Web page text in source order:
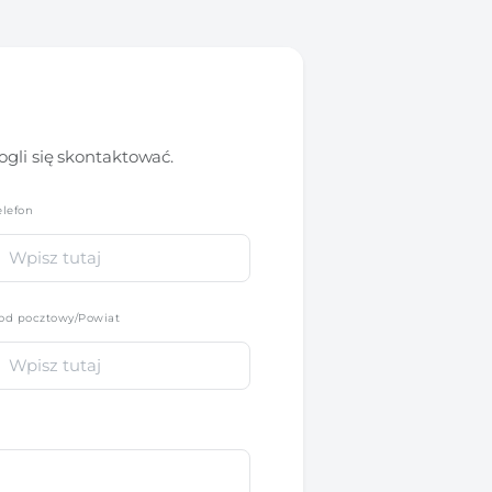
się skontaktować.
pocztowy/Powiat